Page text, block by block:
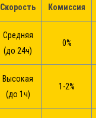
Скорость Комиссия
Средняя
(до 24ч)
0%
Высокая
(до 1ч)
1-2%